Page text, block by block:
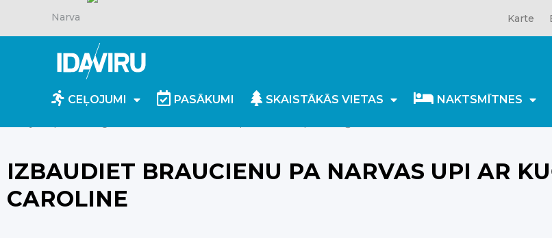
Narva Karte
CEĻOJUMI PASĀKUMI SKAISTĀKĀS VIETAS NAKTSMĪTNES
IZBAUDIET BRAUCIENU PA NARVAS UPI AR
CAROLINE